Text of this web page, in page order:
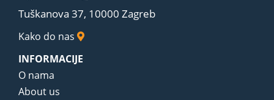
Tuškanova 37, 10000 Zagreb
Kako do nas
INFORMACIJE
O nama
About us